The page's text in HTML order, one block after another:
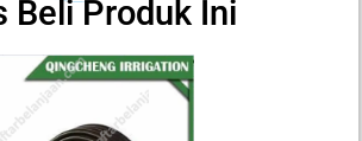
Beli Produk Ini